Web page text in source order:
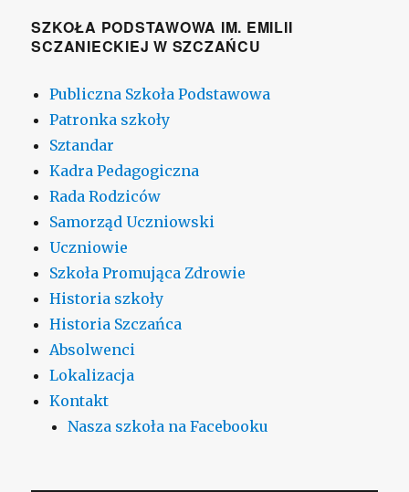
SZKOŁA PODSTAWOWA IM. EMILII
SCZANIECKIEJ W SZCZAŃCU
Publiczna Szkoła Podstawowa
Patronka szkoły
Sztandar
Kadra Pedagogiczna
Rada Rodziców
Samorząd Uczniowski
Uczniowie
Szkoła Promująca Zdrowie
Historia szkoły
Historia Szczańca
Absolwenci
Lokalizacja
Kontakt
Nasza szkoła na Facebooku